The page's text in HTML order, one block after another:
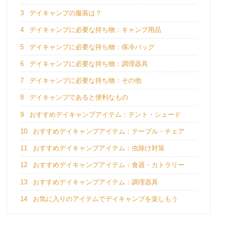
3 デイキャンプの服装は？
4 デイキャンプに必要な持ち物：キャンプ用品
5 デイキャンプに必要な持ち物：保冷バッグ
6 デイキャンプに必要な持ち物：調理器具
7 デイキャンプに必要な持ち物：その他
8 デイキャンプであると便利なもの
9 おすすめデイキャンプアイテム：テント・シェード
10 おすすめデイキャンプアイテム：テーブル・チェア
11 おすすめデイキャンプアイテム：虫除け対策
12 おすすめデイキャンプアイテム：食器・カトラリー
13 おすすめデイキャンプアイテム：調理器具
14 お気に入りのアイテムでデイキャンプを楽しもう